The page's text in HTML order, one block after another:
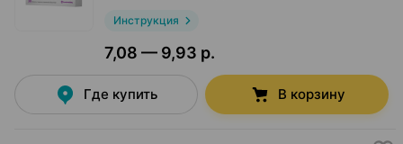
Инструкция
7,08 — 9,93 р.
Где купить В корзину